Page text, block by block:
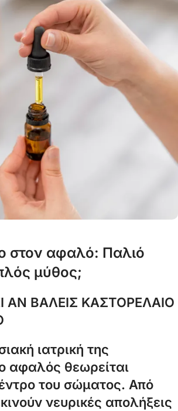
στον αφαλό: Παλιό
μύθος;
ΑΝ ΒΑΛΕΙΣ ΚΑΣΤΟΡΕΛΑΙΟ
ιατρική της
αφαλός θεωρείται
του σώματος. Από
νευρικές απολήξεις